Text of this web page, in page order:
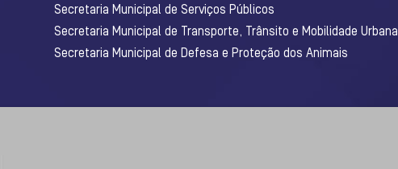
Secretaria Municipal de Serviços Públicos
Secretaria Municipal de Transporte, Trânsito e Mobilidade Urbana
Secretaria Municipal de Defesa e Proteção dos Animais